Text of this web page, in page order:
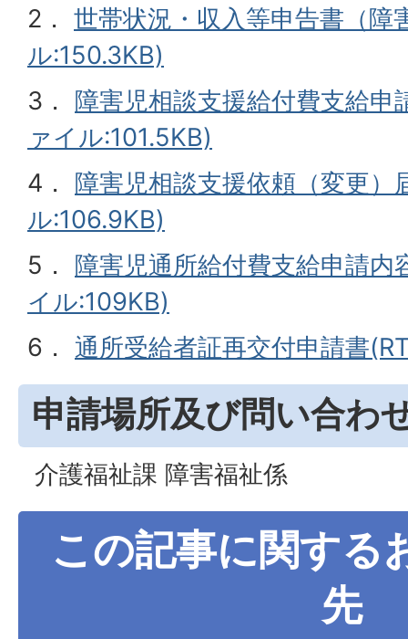
2． 世帯状況・収入等申告書（障
ル:150.3KB)
3． 障害児相談支援給付費支給申
ァイル:101.5KB)
4． 障害児相談支援依頼（変更）
ル:106.9KB)
5． 障害児通所給付費支給申請内
イル:109KB)
6． 通所受給者証再交付申請書
申請場所及び問い合わ
介護福祉課 障害福祉係
この記事に関する
先